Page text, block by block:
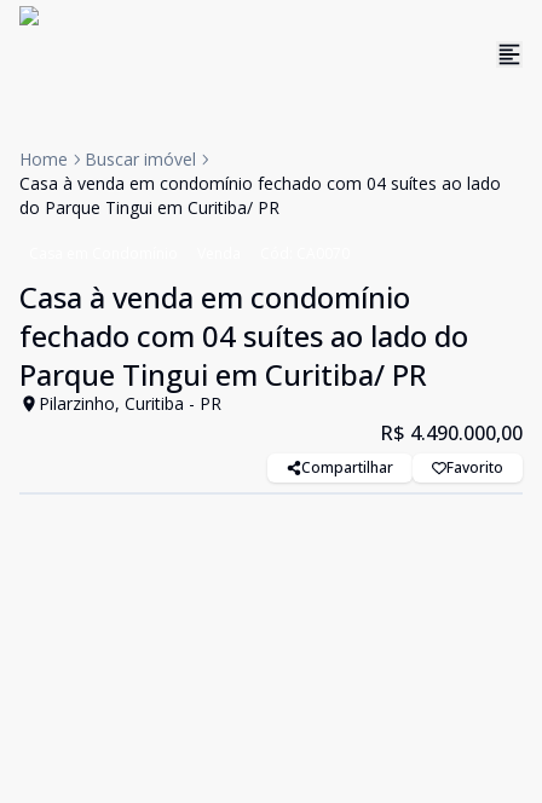
Home
Buscar imóvel
Casa à venda em condomínio fechado com 04 suítes ao lado
do Parque Tingui em Curitiba/ PR
Casa à venda em condomínio
fechado com 04 suítes ao lado do
Parque Tingui em Curitiba/ PR
Pilarzinho, Curitiba - PR
R$ 4.490.000,00
Compartilhar Favorito